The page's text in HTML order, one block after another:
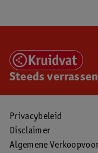
Steeds
Privacybeleid
Disclaimer
Algemene